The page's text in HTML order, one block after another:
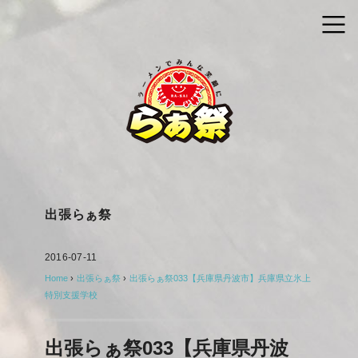
出張らぁ祭
2016-07-11
Home › 出張らぁ祭 › 出張らぁ祭033【兵庫県丹波市】兵庫県立氷上
特別支援学校
出張らぁ祭033【兵庫県丹波